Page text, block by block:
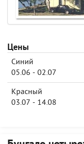
Цены
Синий
05.06 - 02.07
Красный
03.07 - 14.08